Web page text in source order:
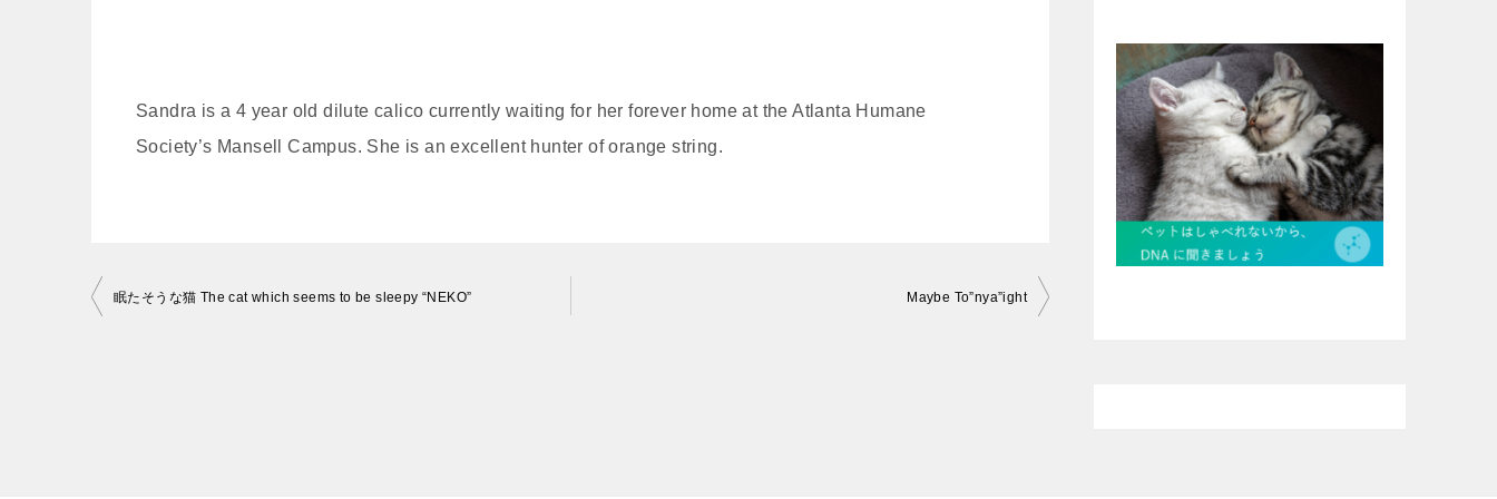
Sandra is a 4 year old dilute calico currently waiting for her forever home at the Atlanta Humane
Society’s Mansell Campus. She is an excellent hunter of orange string.
投眠たそうな猫 The cat which seems to be sleepy “NEKO” Maybe To”nya”ight